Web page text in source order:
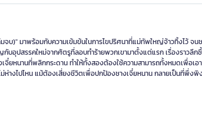
จบ)" มาพร้อมกับความเข้มข้นในการไขปริศนาที่แม่ทัพใหญ่จ้าวทิ้งไว้ จน
บอุปสรรคใหม่จากศัตรูที่ลอบทำร้ายพวกเขามาตั้งแต่แรก เรื่องราวลึก
จี๋ยหนานที่พลิกกระดาน ทำให้ทั้งสองต้องใช้ความสามารถทั้งหมดเพื่อเอ
ห่างไปไหน แม้ต้องเสี่ยงชีวิตเพื่อปกป้องชางเจี๋ยหนาน กลายเป็นที่พึ่งพิ